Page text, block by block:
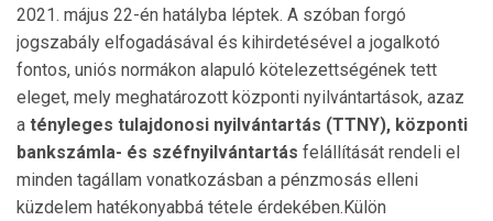
2021. május 22-én hatályba léptek. A szóban forgó
jogszabály elfogadásával és kihir­de­té­sével a jogalkotó
fontos, uniós normákon alapuló kötele­zettségének tett
eleget, mely meghatározott központi nyil­ván­tar­tások, azaz
a tényleges tulajdonosi nyilván­tar­tás (TTNY), központi
bankszámla- és széfnyilván­tar­tás felállítását rendeli el
minden tagállam vo­nat­kozásban a pénz­mosás elleni
küzdelem hatékonyabbá tétele érde­kében.Külön